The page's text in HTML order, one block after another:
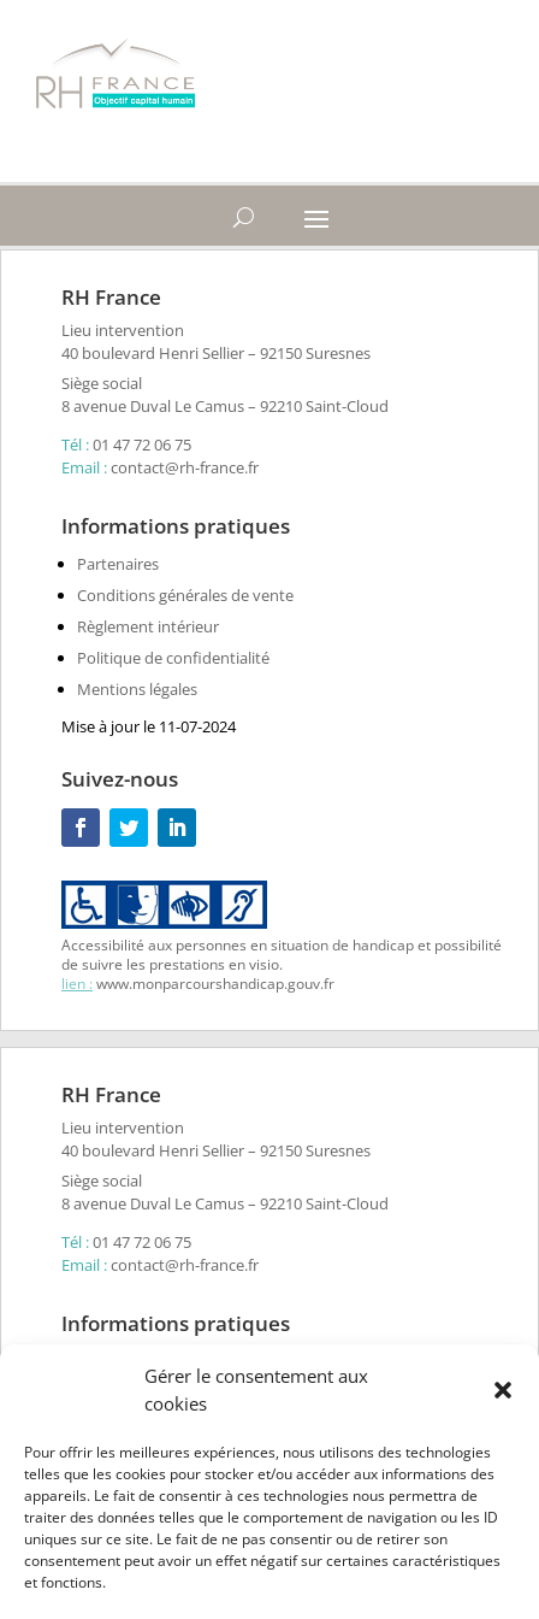
Gérer le consentement aux
cookies
Pour offrir les meilleures expériences, nous utilisons des technologies
telles que les cookies pour stocker et/ou accéder aux informations des
appareils. Le fait de consentir à ces technologies nous permettra de
traiter des données telles que le comportement de navigation ou les ID
uniques sur ce site. Le fait de ne pas consentir ou de retirer son
consentement peut avoir un effet négatif sur certaines caractéristiques
et fonctions.
RH France
Lieu intervention
40 boulevard Henri Sellier – 92150 Suresnes
Siège social
8 avenue Duval Le Camus – 92210 Saint-Cloud
Tél :01 47 72 06 75
Email :contact@rh-france.fr
Informations pratiques
Partenaires
Conditions générales de vente
Règlement intérieur
Politique de confidentialité
Mentions légales
Mise à jour le 11-07-2024
Suivez-nous
Accessibilité aux personnes en situation de handicap et possibilité
de suivre les prestations en visio.
lien : www.monparcourshandicap.gouv.fr
RH France
Lieu intervention
40 boulevard Henri Sellier – 92150 Suresnes
Siège social
8 avenue Duval Le Camus – 92210 Saint-Cloud
Tél :01 47 72 06 75
Email :contact@rh-france.fr
Informations pratiques
Conditions générales de vente
Politique de confidentialité
Mentions légales
Mise à jour le 11-12-2024
Suivez-nous